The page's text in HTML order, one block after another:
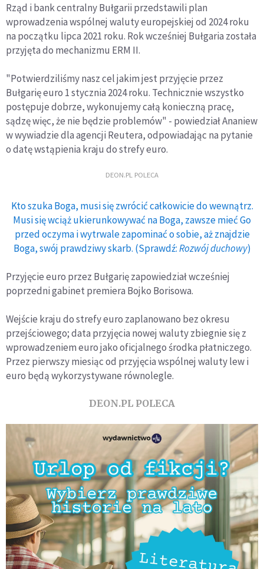
Rząd i bank centralny Bułgarii przedstawili plan
wprowadzenia wspólnej waluty europejskiej od 2024 roku
na początku lipca 2021 roku. Rok wcześniej Bułgaria została
przyjęta do mechanizmu ERM II.
"Potwierdziliśmy nasz cel jakim jest przyjęcie przez
Bułgarię euro 1 stycznia 2024 roku. Technicznie wszystko
postępuje dobrze, wykonujemy całą konieczną pracę,
sądzę więc, że nie będzie problemów" - powiedział Ananiew
w wywiadzie dla agencji Reutera, odpowiadając na pytanie
o datę wstąpienia kraju do strefy euro.
DEON.PL POLECA
Kto szuka Boga, musi się zwrócić całkowicie do wewnątrz.
Musi się wciąż ukierunkowywać na Boga, zawsze mieć Go
przed oczyma i wytrwale zapominać o sobie, aż znajdzie
Boga, swój prawdziwy skarb. (Sprawdź:Rozwój duchowy)
Przyjęcie euro przez Bułgarię zapowiedział wcześniej
poprzedni gabinet premiera Bojko Borisowa.
Wejście kraju do strefy euro zaplanowano bez okresu
przejściowego; data przyjęcia nowej waluty zbiegnie się z
wprowadzeniem euro jako oficjalnego środka płatniczego.
Przez pierwszy miesiąc od przyjęcia wspólnej waluty lew i
euro będą wykorzystywane równolegle.
DEON.PL POLECA